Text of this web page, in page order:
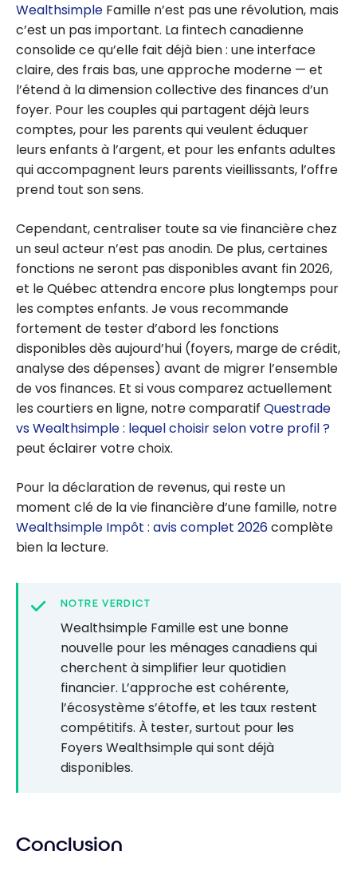
Wealthsimple Famille n’est pas une révolution, mais
c’est un pas important. La fintech canadienne
consolide ce qu’elle fait déjà bien : une interface
claire, des frais bas, une approche moderne — et
l’étend à la dimension collective des finances d’un
foyer. Pour les couples qui partagent déjà leurs
comptes, pour les parents qui veulent éduquer
leurs enfants à l’argent, et pour les enfants adultes
qui accompagnent leurs parents vieillissants, l’offre
prend tout son sens.
Cependant, centraliser toute sa vie financière chez
un seul acteur n’est pas anodin. De plus, certaines
fonctions ne seront pas disponibles avant fin 2026,
et le Québec attendra encore plus longtemps pour
les comptes enfants. Je vous recommande
fortement de tester d’abord les fonctions
disponibles dès aujourd’hui (foyers, marge de crédit,
analyse des dépenses) avant de migrer l’ensemble
de vos finances. Et si vous comparez actuellement
les courtiers en ligne, notre comparatif Questrade
vs Wealthsimple : lequel choisir selon votre profil ?
peut éclairer votre choix.
Pour la déclaration de revenus, qui reste un
moment clé de la vie financière d’une famille, notre
Wealthsimple Impôt : avis complet 2026complète
bien la lecture.
NOTRE VERDICT
Wealthsimple Famille est une bonne
nouvelle pour les ménages canadiens qui
cherchent à simplifier leur quotidien
financier. L’approche est cohérente,
l’écosystème s’étoffe, et les taux restent
compétitifs. À tester, surtout pour les
Foyers Wealthsimple qui sont déjà
disponibles.
Conclusion